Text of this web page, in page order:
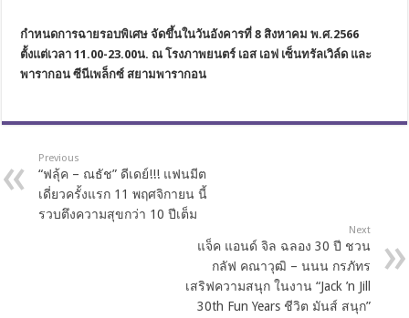
กำหนดการฉายรอบพิเศษ จัดขึ้นในวันอังคารที่ 8 สิงหาคม พ.ศ.2566
ตั้งแต่เวลา 11.00-23.00น. ณ โรงภาพยนตร์ เอส เอฟ เซ็นทรัลเวิล์ด และ
พารากอน ซีนีเพล็กซ์ สยามพารากอน
Previous
“ฟลุ้ค – ณธัช” ดีเดย์!!! แฟนมีต
เดี่ยวครั้งแรก 11 พฤศจิกายน นี้
รวบตึงความสุขกว่า 10 ปีเต็ม
Next
แจ็ค แอนด์ จิล ฉลอง 30 ปี ชวน
กลัฟ คณาวุฒิ – นนน กรภัทร
เสริฟความสนุก ในงาน “Jack ’n Jill
30th Fun Years ชีวิต มันส์ สนุก”